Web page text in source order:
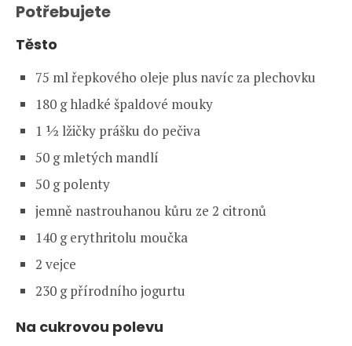
Potřebujete
Těsto
75 ml řepkového oleje plus navíc za plechovku
180 g hladké špaldové mouky
1 ½ lžičky prášku do pečiva
50 g mletých mandlí
50 g polenty
jemně nastrouhanou kůru ze 2 citronů
140 g erythritolu moučka
2 vejce
230 g přírodního jogurtu
Na cukrovou polevu